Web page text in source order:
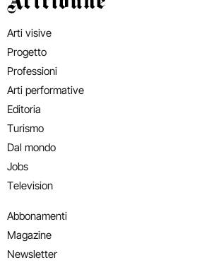
Arti visive
Progetto
Professioni
Arti performative
Editoria
Turismo
Dal mondo
Jobs
Television
Abbonamenti
Magazine
Newsletter